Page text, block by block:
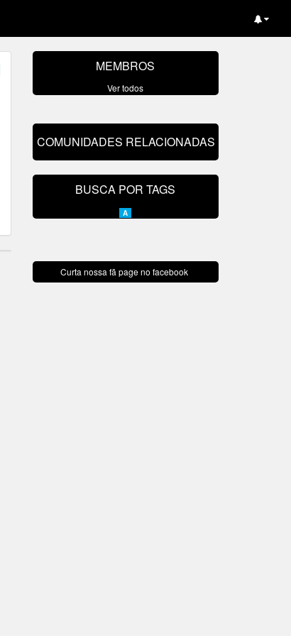
MEMBROS
Ver todos
COMUNIDADES RELACIONADAS
BUSCA POR TAGS
A
Curta nossa fã page no facebook